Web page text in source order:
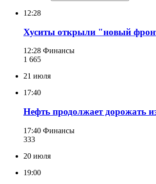
12:28
Хуситы открыли "новый
12:28 Финансы
1 665
21 июля
17:40
Нефть продолжает дорожать
17:40 Финансы
333
20 июля
19:00